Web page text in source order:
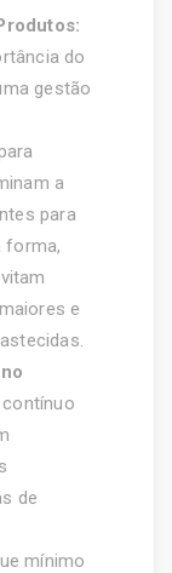
do
gestão
a
para
forma,
e
de
mínimo